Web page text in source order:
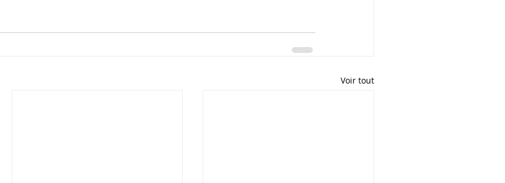
Voir tout